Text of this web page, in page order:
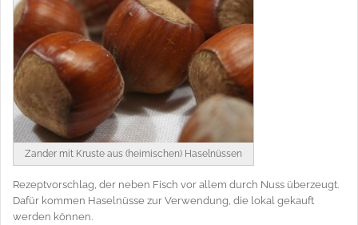
Zander mit Kruste aus (heimischen) Haselnüssen
Rezeptvorschlag, der neben Fisch vor allem durch Nuss überzeugt.
Dafür kommen Haselnüsse zur Verwendung, die lokal gekauft
werden können.